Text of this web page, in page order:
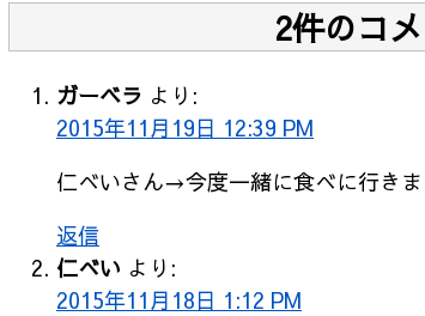
2件のコ
ガーベラ より:
2015年11月19日 12:39 PM
仁べいさん→今度一緒に食べに行きま
返信
仁べい より:
2015年11月18日 1:12 PM